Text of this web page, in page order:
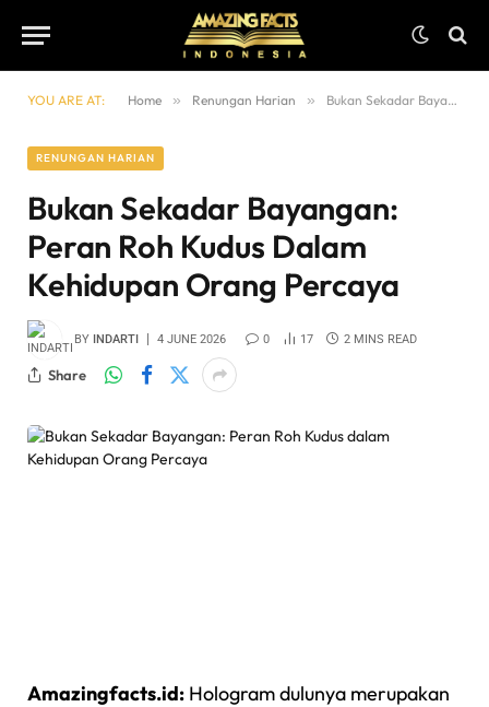
YOU ARE AT: Home » Renungan Harian » Bukan Sekadar Bayangan: Peran Roh Kudus dalam Kehidupan Orang Percaya
RENUNGAN HARIAN
Bukan Sekadar Bayangan:
Peran Roh Kudus Dalam
Kehidupan Orang Percaya
BY INDARTI 4 JUNE 2026 0 17 2 MINS READ
Share
Amazingfacts.id: Hologram dulunya merupakan